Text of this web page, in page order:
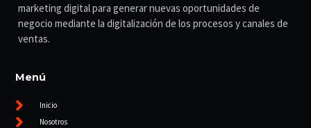
marketing digital para generar nuevas oportunidades de
negocio mediante la digitalización de los procesos y canales de
ventas.
Menú
Inicio
Nosotros